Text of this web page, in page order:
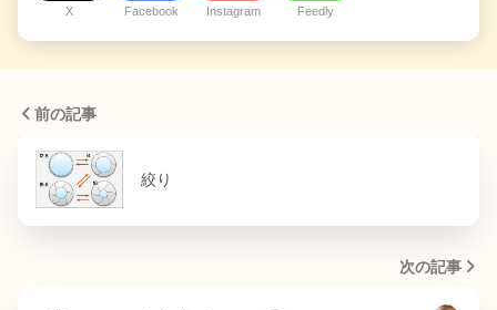
X Facebook Instagram Feedly
前の記事
絞り
次の記事